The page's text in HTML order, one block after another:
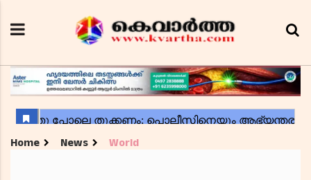
Home News World